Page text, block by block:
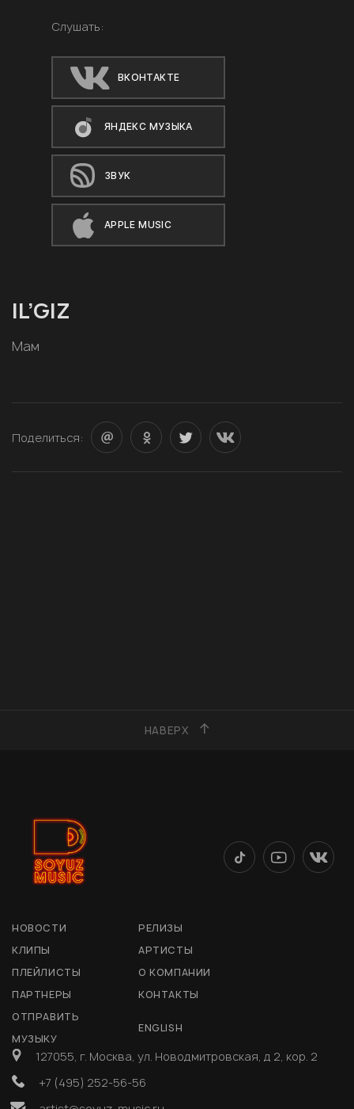
Слушать:
ВКОНТАКТЕ
ЯНДЕКС МУЗЫКА
ЗВУК
APPLE MUSIC
IL’GIZ
Мам
Поделиться:
НАВЕРХ
НОВОСТИ
РЕЛИЗЫ
КЛИПЫ
АРТИСТЫ
ПЛЕЙЛИСТЫ
О КОМПАНИИ
ПАРТНЕРЫ
КОНТАКТЫ
ОТПРАВИТЬ
МУЗЫКУ
ENGLISH
127055, г. Москва, ул. Новодмитровская, д 2, кор. 2
+7 (495) 252-56-56